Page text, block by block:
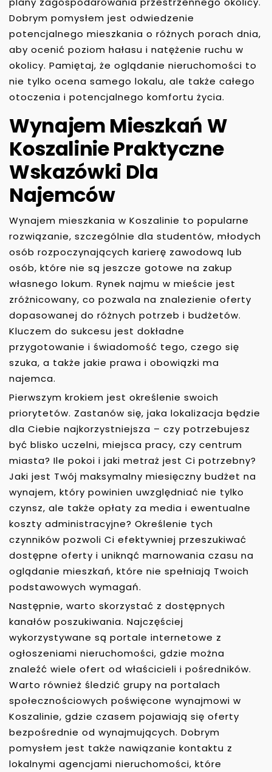
Dobrym pomysłem jest odwiedzenie
potencjalnego mieszkania o różnych porach dnia,
aby ocenić poziom hałasu i natężenie ruchu w
okolicy. Pamiętaj, że oglądanie nieruchomości to
nie tylko ocena samego lokalu, ale także całego
otoczenia i potencjalnego komfortu życia.
Wynajem Mieszkań W
Koszalinie Praktyczne
Wskazówki Dla
Najemców
Wynajem mieszkania w Koszalinie to popularne
rozwiązanie, szczególnie dla studentów, młodych
osób rozpoczynających karierę zawodową lub
osób, które nie są jeszcze gotowe na zakup
własnego lokum. Rynek najmu w mieście jest
zróżnicowany, co pozwala na znalezienie oferty
dopasowanej do różnych potrzeb i budżetów.
Kluczem do sukcesu jest dokładne
przygotowanie i świadomość tego, czego się
szuka, a także jakie prawa i obowiązki ma
najemca.
Pierwszym krokiem jest określenie swoich
priorytetów. Zastanów się, jaka lokalizacja będzie
dla Ciebie najkorzystniejsza – czy potrzebujesz
być blisko uczelni, miejsca pracy, czy centrum
miasta? Ile pokoi i jaki metraż jest Ci potrzebny?
Jaki jest Twój maksymalny miesięczny budżet na
wynajem, który powinien uwzględniać nie tylko
czynsz, ale także opłaty za media i ewentualne
koszty administracyjne? Określenie tych
czynników pozwoli Ci efektywniej przeszukiwać
dostępne oferty i uniknąć marnowania czasu na
oglądanie mieszkań, które nie spełniają Twoich
podstawowych wymagań.
Następnie, warto skorzystać z dostępnych
kanałów poszukiwania. Najczęściej
wykorzystywane są portale internetowe z
ogłoszeniami nieruchomości, gdzie można
znaleźć wiele ofert od właścicieli i pośredników.
Warto również śledzić grupy na portalach
społecznościowych poświęcone wynajmowi w
Koszalinie, gdzie czasem pojawiają się oferty
bezpośrednie od wynajmujących. Dobrym
pomysłem jest także nawiązanie kontaktu z
lokalnymi agencjami nieruchomości, które